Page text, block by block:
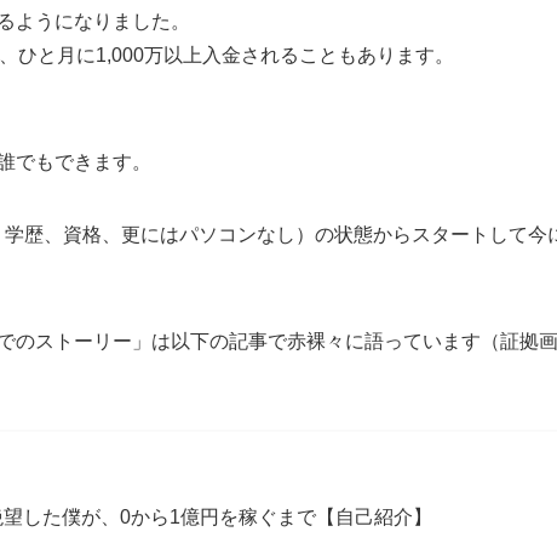
ようになりました。
と月に1,000万以上入金されることもあります。
でもできます。
歴、資格、更にはパソコンなし）の状態からスタートして今
のストーリー」は以下の記事で赤裸々に語っています（証拠
した僕が、0から1億円を稼ぐまで【自己紹介】